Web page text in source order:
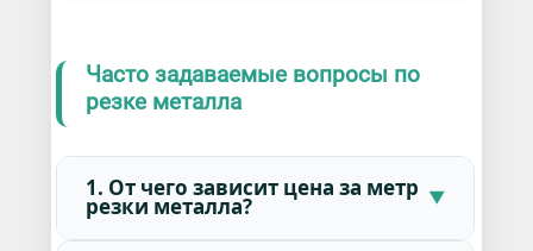
Часто задаваемые вопросы по
резке металла
1. От чего зависит цена за метр
резки металла?